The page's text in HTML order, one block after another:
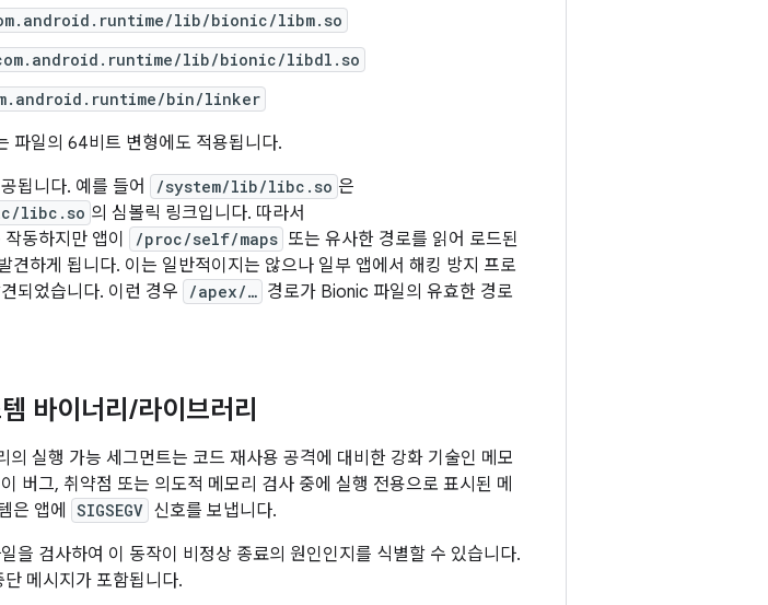
lib/bionic/libm.so
lib/bionic/libdl.so
bin/linker
파일의 64비트 변형에도 적용됩니다.
됩니다. 예를 들어
/system/lib/libc.so 은
libc.so 의 심볼릭 링크입니다. 따라서
동하지만 앱이 /proc/self/maps 또는 유사한 경로를 읽어 로드된
견하게 됩니다. 이는 일반적이지는 않으나 일부 앱에서 해킹 방지 프로
되었습니다. 이런 경우
/apex/… 경로가 Bionic 파일의 유효한 경로
바이너리 /라이브러리
실행 가능 세그먼트는 코드 재사용 공격에 대비한 강화 기술인 메모
버그, 취약점 또는 의도적 메모리 검사 중에 실행 전용으로 표시된 메
은 앱에
SIGSEGV 신호를 보냅니다.
을 검사하여 이 동작이 비정상 종료의 원인인지를 식별할 수 있습니다.
메시지가 포함됩니다.